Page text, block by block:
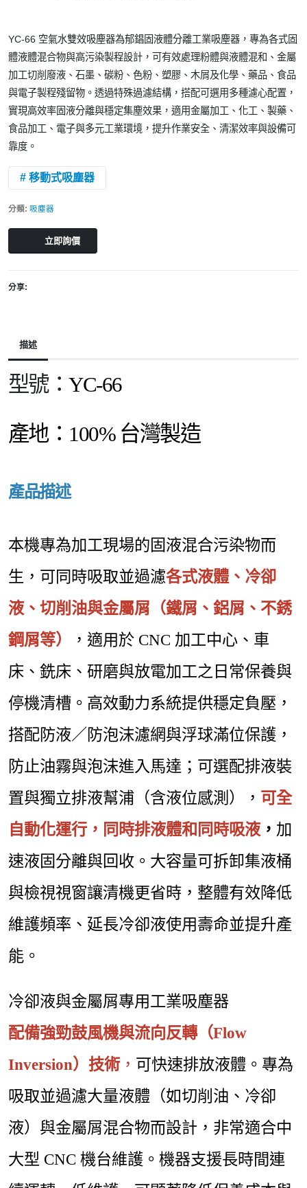
YC-66 空氣水雙效吸塵器為郁錩固液體分離工業吸塵器，專為各式固
體液體混合物與高污染製程設計，可有效處理粉體與液體混和、金屬
加工切削廢液、石墨、碳粉、色粉、塑膠、木屑及化學、藥品、食品
與電子製程殘留物。透過特殊過濾結構，搭配可選用多種濾心配置，
實現高效率固液分離與穩定集塵效果，適用金屬加工、化工、製藥、
食品加工、電子與多元工業環境，提升作業安全、清潔效率與設備可
靠度。
# 移動式吸塵器
分類: 吸塵器
立即詢價
分享:
描述
型號：YC-66
產地： 100% 台灣製造
產品描述
本機專為加工現場的固液混合污染物而
生，可同時吸取並過濾各式液體、冷卻
液、切削油與金屬屑（鐵屑、鋁屑、不銹
鋼屑等）
，適用於 CNC 加工中心、車
床、銑床、研磨與放電加工之日常保養與
停機清槽。高效動力系統提供穩定負壓，
搭配防液／防泡沫濾網與浮球滿位保護，
防止油霧與泡沫進入馬達；可選配排液裝
置與獨立排液幫浦（含液位感測）， 可全
自動化運行，同時排液體和同時吸液， 加
速液固分離與回收。大容量可拆卸集液桶
與檢視視窗讓清機更省時，整體有效降低
維護頻率、延長冷卻液使用壽命並提升產
能。
冷卻液與金屬屑專用工業吸塵器
配備強勁鼓風機與流向反轉（Flow
Inversion）技術， 可快速排放液體。專為
吸取並過濾大量液體（如切削油、冷卻
液）與金屬屑混合物而設計，非常適合中
大型 CNC 機台維護。機器支援長時間連